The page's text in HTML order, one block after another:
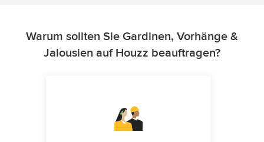
Warum sollten Sie Gardinen, Vorhänge &
Jalousien auf Houzz beauftragen?